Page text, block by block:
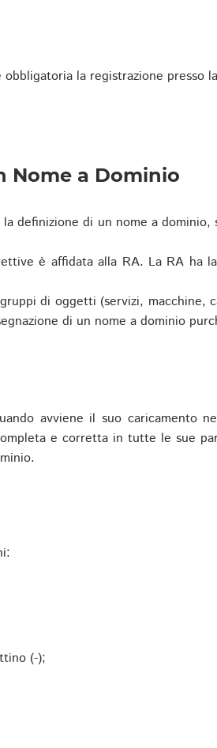
la registrazione presso
Nome a Dominio
definizione di un nome a
è affidata alla RA. La RA ha
di oggetti (servizi, macchine,
di un nome a dominio
avviene il suo caricamento
e corretta in tutte le sue
(-);